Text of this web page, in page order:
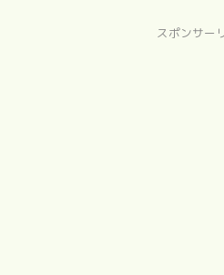
スポンサー